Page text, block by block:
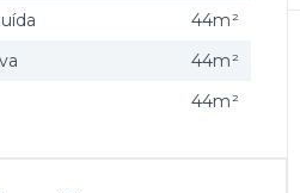
44m²
44m²
44m²